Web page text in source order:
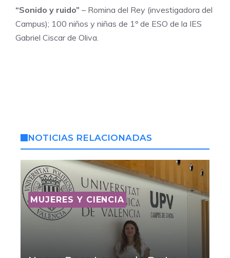
“Sonido y ruido” – Romina del Rey (investigadora del
Campus); 100 niños y niñas de 1º de ESO de la IES
Gabriel Ciscar de Oliva.
NOTICIAS RELACIONADAS
MUJERES Y CIENCIA